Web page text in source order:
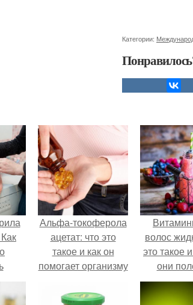
Категории:
в
Альфа-токоферола
ацетат: что это
такое и как он
помогает организму
волос
это такое
они